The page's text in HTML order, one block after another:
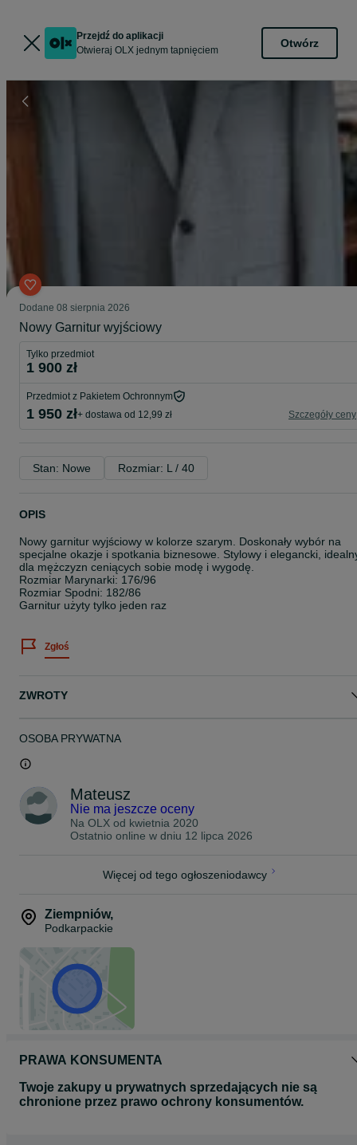
Przejdź do aplikacji
Otwieraj OLX jednym tapnięciem
Otwórz
Dodane 08 sierpnia 2026
Nowy Garnitur wyjściowy
Tylko przedmiot
1 900 zł
Przedmiot z Pakietem Ochronnym
1 950 zł+ dostawa od 12,99 zł Szczegóły ceny
Stan: Nowe Rozmiar: L / 40
OPIS
Nowy garnitur wyjściowy w kolorze szarym. Doskonały wybór na
specjalne okazje i spotkania biznesowe. Stylowy i elegancki,
dla mężczyzn ceniących sobie modę i wygodę.
Rozmiar Marynarki: 176/96
Rozmiar Spodni: 182/86
Garnitur użyty tylko jeden raz
Zgłoś
ZWROTY
OSOBA PRYWATNA
Mateusz
Nie ma jeszcze oceny
Na OLX od kwietnia 2020
Ostatnio online w dniu 12 lipca 2026
Więcej od tego ogłoszeniodawcy
Ziempniów,
Podkarpackie
PRAWA KONSUMENTA
Twoje zakupy u prywatnych sprzedających nie są
chronione przez prawo ochrony konsumentów.